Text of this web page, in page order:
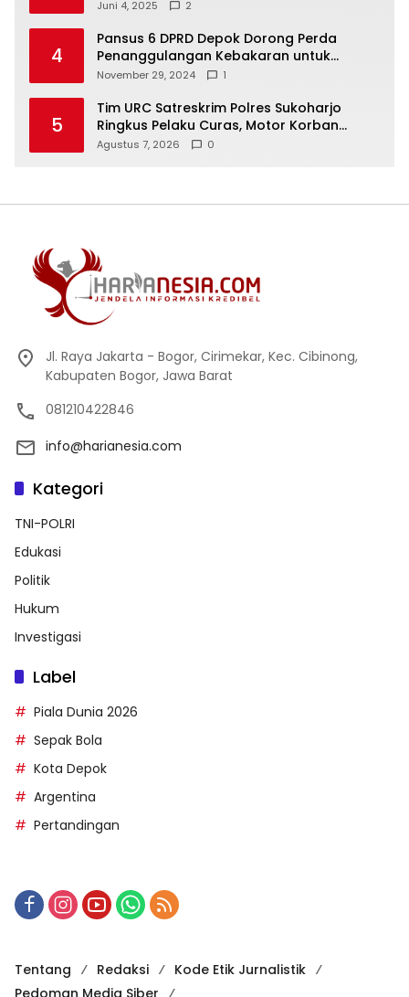
Silaturahmi dan Kekompakan
Juni 4, 2025 2
4
Pansus 6 DPRD Depok Dorong Perda
Penanggulangan Kebakaran untuk
Keselamatan Warga
November 29, 2024 1
5
Tim URC Satreskrim Polres Sukoharjo
Ringkus Pelaku Curas, Motor Korban
Dibongkar untuk Hilangkan Jejak
Agustus 7, 2026 0
Jl. Raya Jakarta - Bogor, Cirimekar, Kec. Cibinong,
Kabupaten Bogor, Jawa Barat
081210422846
info@harianesia.com
Kategori
TNI-POLRI
Edukasi
Politik
Hukum
Investigasi
Label
Piala Dunia 2026
Sepak Bola
Kota Depok
Argentina
Pertandingan
Tentang Redaksi
Kode Etik Jurnalistik